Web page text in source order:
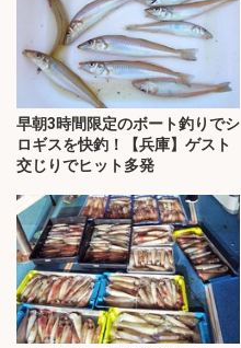
早朝3時間限定のボート釣りでシ
ロギスを快釣！【兵庫】ゲスト
交じりでヒット多発